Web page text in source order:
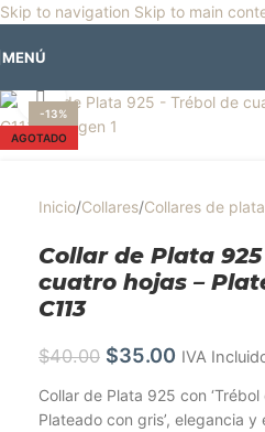
Skip to navigation Skip to main
🎡Horario especial por vacaciones
MENÚ
-13%
AGOTADO
Clic para ampliar
Inicio/Collares/Collares de
Collar de Plata
cuatro hojas –
C113
$40.00 $35.00 IVA
Collar de Plata 925 con
Plateado con gris’, elegancia